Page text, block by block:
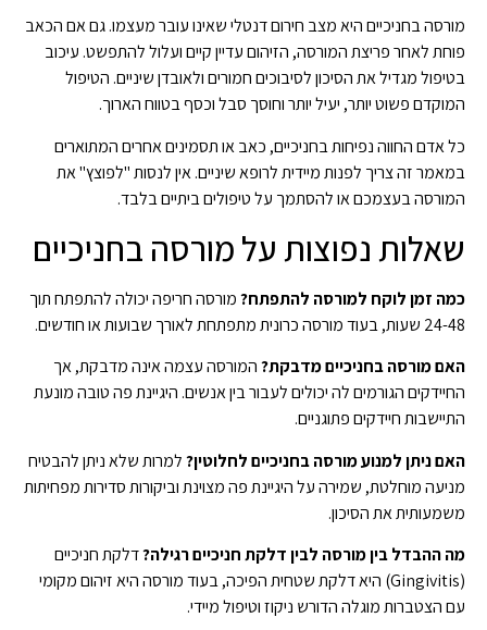
מורסה בחניכיים היא מצב חירום דנטלי שאינו עובר מעצמו. גם אם הכאב
פוחת לאחר פריצת המורסה, הזיהום עדיין קיים ועלול להתפשט. עיכוב
בטיפול מגדיל את הסיכון לסיבוכים חמורים ולאובדן שיניים. הטיפול
המוקדם פשוט יותר, יעיל יותר וחוסך סבל וכסף בטווח הארוך.
כל אדם החווה נפיחות בחניכיים, כאב או תסמינים אחרים המתוארים
במאמר זה צריך לפנות מיידית לרופא שיניים. אין לנסות "לפוצץ" את
המורסה בעצמכם או להסתמך על טיפולים ביתיים בלבד.
שאלות נפוצות על מורסה בחניכיים
כמה זמן לוקח למורסה להתפתח?מורסה חריפה יכולה להתפתח תוך
24-48 שעות, בעוד מורסה כרונית מתפתחת לאורך שבועות או חודשים.
האם מורסה בחניכיים מדבקת?המורסה עצמה אינה מדבקת, אך
החיידקים הגורמים לה יכולים לעבור בין אנשים. היגיינת פה טובה מונעת
התיישבות חיידקים פתוגניים.
האם ניתן למנוע מורסה בחניכיים לחלוטין?למרות שלא ניתן להבטיח
מניעה מוחלטת, שמירה על היגיינת פה מצוינת וביקורות סדירות מפחיתות
משמעותית את הסיכון.
מה ההבדל בין מורסה לבין דלקת חניכיים רגילה?דלקת חניכיים
(Gingivitis) היא דלקת שטחית הפיכה, בעוד מורסה היא זיהום מקומי
עם הצטברות מוגלה הדורש ניקוז וטיפול מיידי.